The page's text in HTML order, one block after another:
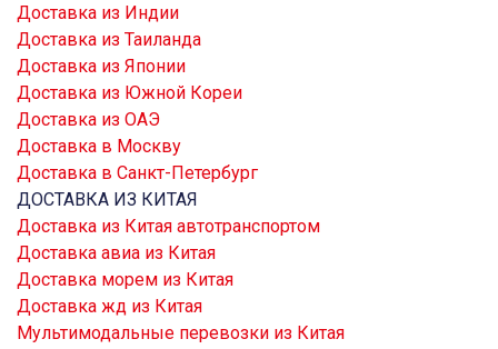
Доставка из Индии
Доставка из Таиланда
Доставка из Японии
Доставка из Южной Кореи
Доставка из ОАЭ
Доставка в Москву
Доставка в Санкт-Петербург
ДОСТАВКА ИЗ КИТАЯ
Доставка из Китая автотранспортом
Доставка авиа из Китая
Доставка морем из Китая
Доставка жд из Китая
Мультимодальные перевозки из Китая